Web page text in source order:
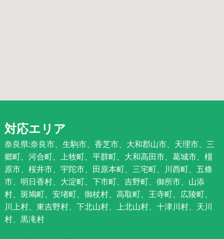
対応エリア
奈良県:奈良市、生駒市、香芝市、大和郡山市、天理市、三
郷町、河合町、上牧町、平群町、大和高田市、葛城市、橿
原市、桜井市、宇陀市、田原本町、三宅町、川西町、五條
市、明日香村、大淀町、下市町、吉野町、御所市、山添
村、斑鳩町、安堵町、御杖村、高取町、王寺町、広陵町、
川上村、東吉野村、下北山村、上北山村、十津川村、天川
村、黒滝村